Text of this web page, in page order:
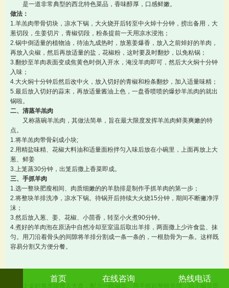
是一道非常典型的西北特色菜品，香味醇厚，口感鲜嫩。
做法：
1.羊羔肉带骨切块，凉水下锅，大火烧开后转至中火焯十分钟，捞出备用，大
葱切段，生姜切片，青椒切段，粉条提前一天用凉水浸泡；
2.锅中倒适量的植物油，待油九成热时，放葱姜爆香，放入之前焯好的羊肉，
再放入尖椒，然后再放适量的盐，花椒粉，这时要及时翻炒，以免粘锅；
3.翻炒至羊肉表面变成焦黄色时倒入开水，淹没羊肉即可，然后大火焖十分钟
入味；
4.大火焖十分钟后然后改中火，放入切好的青椒和粉条翻炒，加入适量味精；
5.最后放入切好的蒜末，再放适量酱油上色，一盘香喷喷的爆炒羊羔肉的就出
锅啦。
二、清蒸羊羔肉
又称蒸碗羊羔肉，其做法简单，旨在最大限度发挥羊羔肉鲜美爽嫩的特
点。
1.将羊羔肉带骨剁成小块;
2.用精盐味精、花椒大料油和适量面粉拌匀入味后放在小碗里，上面再放上大
葱、鲜姜
3.上笼蒸30分钟，出笼后撒上香菜即成。
三、手抓羊肉
1.选一整块肥瘦相间、肉质细嫩的的羊肋排是制作手抓羊肉的第一步；
2.将整块羊排洗净，凉水下锅。待锅开后持续大火烧15分钟，期间不断撇净浮
沫；
3.然后放入葱、姜、花椒、小茴香，转至小火煮90分钟。
4.煮好的羊肉泡在原汤中自然冷却至室温后取出羊排，两面撒上少许食盐、抹
匀。用刀沿着骨头的间隙将羊排分割成一条一条的，一根肋骨为一条。这样既
容易分割又方便分餐。
首页 在线咨询 热线电话